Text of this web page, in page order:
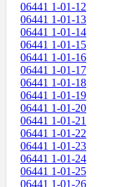
06441 1-01-12
06441 1-01-13
06441 1-01-14
06441 1-01-15
06441 1-01-16
06441 1-01-17
06441 1-01-18
06441 1-01-19
06441 1-01-20
06441 1-01-21
06441 1-01-22
06441 1-01-23
06441 1-01-24
06441 1-01-25
06441 1-01-26